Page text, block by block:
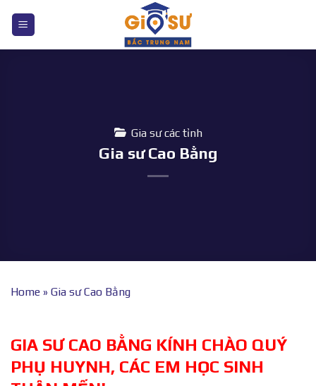
nội
Gia sư các tỉnh
Gia sư Cao Bằng
Home » Gia sư Cao Bằng
GIA SƯ CAO BẰNG KÍNH CHÀO QUÝ
PHỤ HUYNH, CÁC EM HỌC SINH